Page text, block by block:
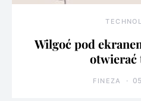
Wilgoć pod
otwierać
FINEZA